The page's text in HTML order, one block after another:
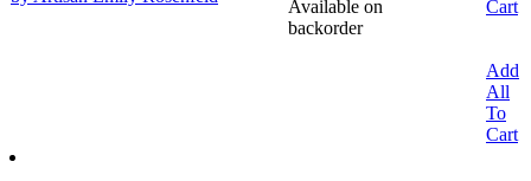
Available on
backorder
Cart
Add
All
To
Cart